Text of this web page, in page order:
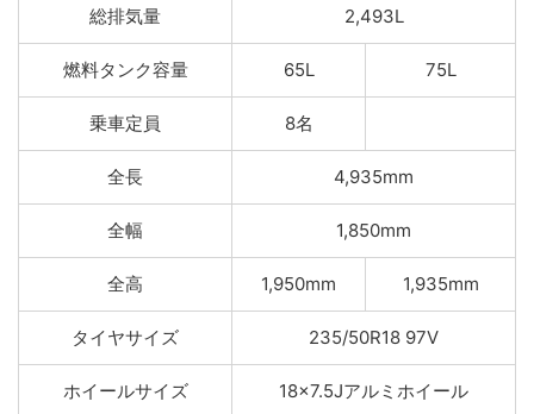
総排気量 2,493L
燃料タンク容量 65L 75L
乗車定員 8名
全長 4,935mm
全幅 1,850mm
全高 1,950mm 1,935mm
タイヤサイズ 235/50R18 97V
ホイールサイズ 18×7.5Jアルミホイール